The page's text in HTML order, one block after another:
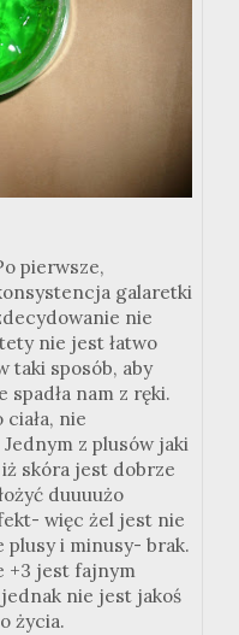
pierwsze,
galaretki
nie
nie jest łatwo
taki sposób, aby
spadła nam z ręki.
nie
Jednym z plusów jaki
skóra jest dobrze
duuuużo
więc żel jest nie
plusy i minusy- brak.
+3 jest fajnym
nie jest jakoś
życia.